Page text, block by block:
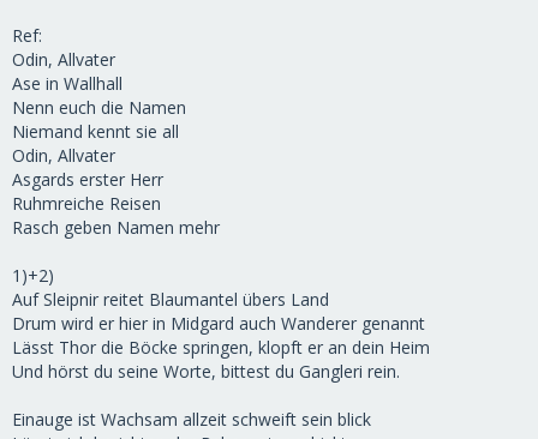
Ref:
Odin, Allvater
Ase in Wallhall
Nenn euch die Namen
Niemand kennt sie all
Odin, Allvater
Asgards erster Herr
Ruhmreiche Reisen
Rasch geben Namen mehr
1)+2)
Auf Sleipnir reitet Blaumantel übers Land
Drum wird er hier in Midgard auch Wanderer genannt
Lässt Thor die Böcke springen, klopft er an dein Heim
Und hörst du seine Worte, bittest du Gangleri rein.
Einauge ist Wachsam allzeit schweift sein blick